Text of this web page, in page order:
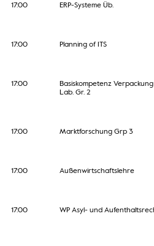
17:00 ERP-Systeme Üb.
17:00 Planning of ITS
17:00
Basiskompetenz Verpackung
Lab. Gr. 2
17:00 Marktforschung Grp 3
17:00 Außenwirtschaftslehre
17:00 WP Asyl- und